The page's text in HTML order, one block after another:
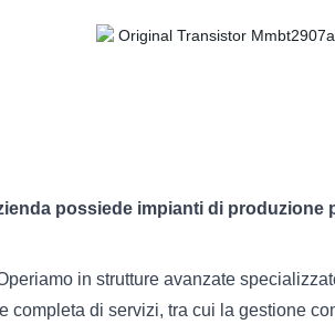
possiede impianti di produzione
in strutture avanzate
completa di servizi, tra cui la gestione